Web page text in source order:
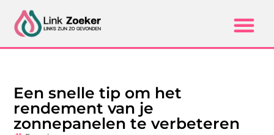
Een snelle tip om het
rendement van je
zonnepanelen te verbeteren